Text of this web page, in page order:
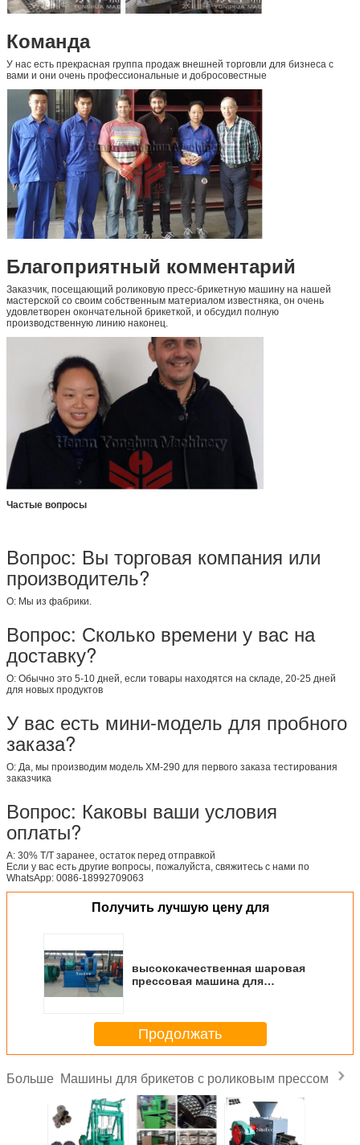
Команда
У нас есть прекрасная группа продаж внешней торговли для бизнеса с
вами и они очень профессиональные и добросовестные
Благоприятный комментарий
Заказчик, посещающий роликовую пресс-брикетную машину на нашей
мастерской со своим собственным материалом известняка, он очень
удовлетворен окончательной брикеткой, и обсудил полную
производственную линию наконец.
Частые вопросы
Вопрос: Вы торговая компания или
производитель?
О: Мы из фабрики.
Вопрос: Сколько времени у вас на
доставку?
О: Обычно это 5-10 дней, если товары находятся на складе, 20-25 дней
для новых продуктов
У вас есть мини-модель для пробного
заказа?
О: Да, мы производим модель XM-290 для первого заказа тестирования
заказчика
Вопрос: Каковы ваши условия
оплаты?
A: 30% T/T заранее, остаток перед отправкой
Если у вас есть другие вопросы, пожалуйста, свяжитесь с нами по
WhatsApp: 0086-18992709063
Получить лучшую цену для
высококачественная шаровая
прессовая машина для
Продолжать
Больше Машины для брикетов с роликовым прессом